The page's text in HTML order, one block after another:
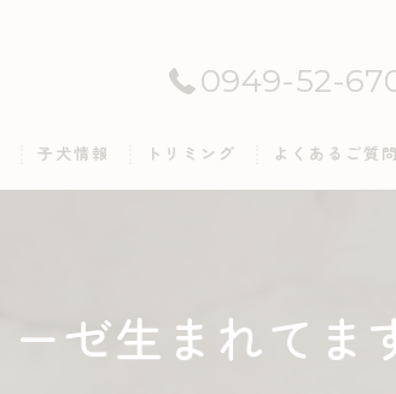
0949-52-
子犬情報 トリミング よくあるご質問
ゼ生まれてま